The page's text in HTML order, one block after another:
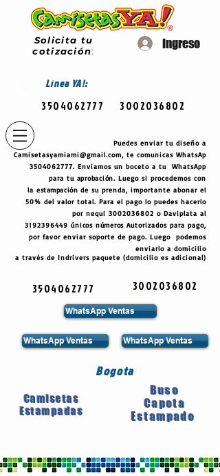
Solicita tu
cotización:
Ingreso
LíneaYA!:
3504062777 3002036802
Puedes enviar tu diseño a
Camisetasyamiami@gmail.com, te comunicas WhatsAp
3504062777. Enviamos un boceto a tu WhatsApp
para tu aprobación. Luego si procedemos con
laestampación de su prenda, importante abonar el
50% del valor total. Para el pago lo puedes hacerlo
por nequi 3002036802 o Daviplata al
3192396449 únicos números Autorizados para pago,
por favor enviar soporte de pago. Luego podemos
enviarlo a domicilio
a través de Indrivers paquete (domicilio es adicional)
3504062777 3002036802
WhatsApp Ventas
WhatsApp Ventas WhatsApp Ventas
Bogota
Camisetas
Estampadas
Buso
Capota
Estampado